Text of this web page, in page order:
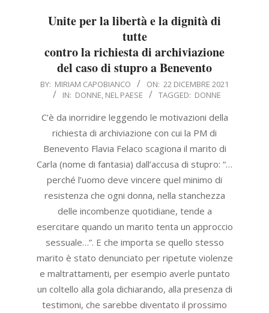
Unite per la libertà e la dignità di
tutte
contro la richiesta di archiviazione
del caso di stupro a Benevento
2021-
22
BY: MIRIAM CAPOBIANCO ON: 22 DICEMBRE 2021
IN: DONNE, NEL PAESE TAGGED: DONNE
C’è da inorridire leggendo le motivazioni della
richiesta di archiviazione con cui la PM di
Benevento Flavia Felaco scagiona il marito di
Carla (nome di fantasia) dall’accusa di stupro: “…
perché l’uomo deve vincere quel minimo di
resistenza che ogni donna, nella stanchezza
delle incombenze quotidiane, tende a
esercitare quando un marito tenta un approccio
sessuale…”. E che importa se quello stesso
marito è stato denunciato per ripetute violenze
e maltrattamenti, per esempio averle puntato
un coltello alla gola dichiarando, alla presenza di
testimoni, che sarebbe diventato il prossimo